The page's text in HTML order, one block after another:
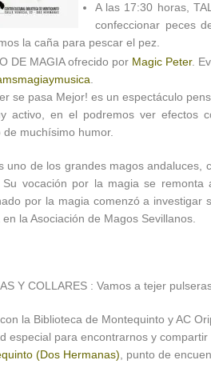
A las 17:30 horas,
confeccionar peces
la caña para pescar el pez.
DE MAGIA ofrecido por Magic Peter.
se pasa Mejor! es un espectáculo
activo, en el podremos ver efectos
muchísimo humor.
uno de los grandes magos andaluces,
vocación por la magia se remonta
por la magia comenzó a investigar
la Asociación de Magos Sevillanos.
Y COLLARES : Vamos a tejer
la Biblioteca de Montequinto y AC
especial para encontrarnos y
(Dos Hermanas) , punto de